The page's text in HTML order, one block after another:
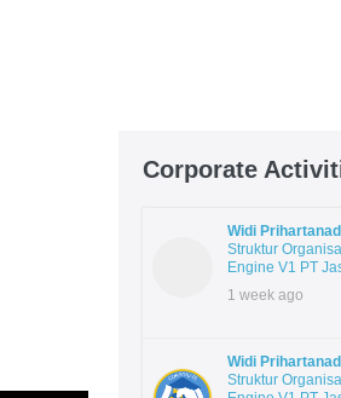
Corporate
Widi
Struktur
Engine V1 PT
1 week ago
Widi
Struktur